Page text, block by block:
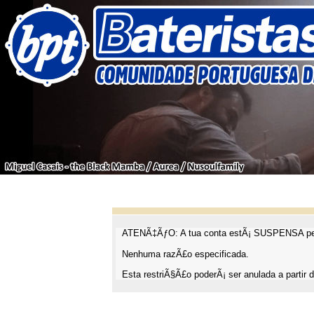
ATENÃ‡ÃƒO: A tua conta estÃ¡ SUSPENSA
Nenhuma razÃ£o especificada.
Esta restriÃ§Ã£o poderÃ¡ ser anulada a partir